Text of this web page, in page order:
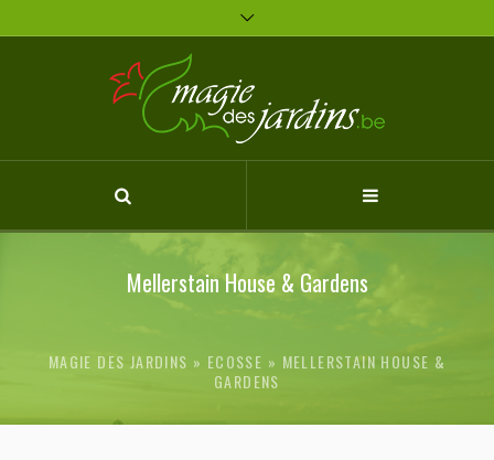
Mellerstain House & Gardens
MAGIE DES JARDINS ECOSSE » MELLERSTAIN HOUSE &
GARDENS